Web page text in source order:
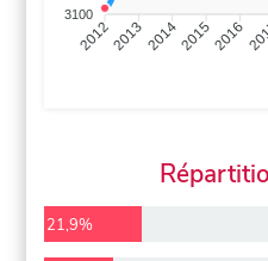
3100
20122013201420152016
21,9%